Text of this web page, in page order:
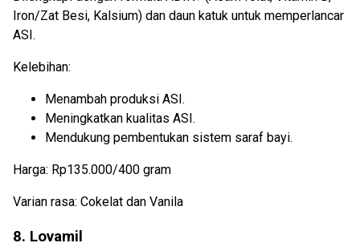
Iron/Zat Besi, Kalsium) dan daun katuk untuk memperlancar
ASI.
Kelebihan:
Menambah produksi ASI.
Meningkatkan kualitas ASI.
Mendukung pembentukan sistem saraf bayi.
Harga: Rp135.000/400 gram
Varian rasa: Cokelat dan Vanila
8. Lovamil